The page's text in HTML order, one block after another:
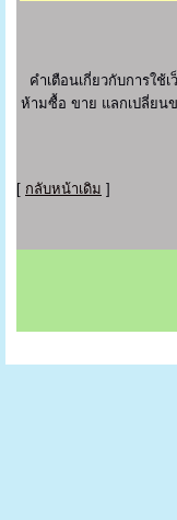
คำเตือนเกี่ยวกับการใ
ห้ามซื้อ ขาย แลกเปลี่ยน
[ กลับหน้าเดิม ]